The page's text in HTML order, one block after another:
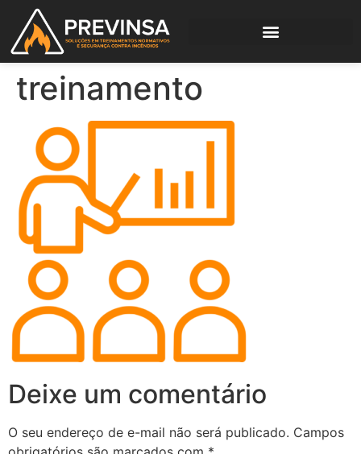
treinamento
Deixe um comentário
O seu endereço de e-mail não será publicado. Campos